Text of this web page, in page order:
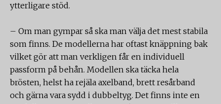
ytterligare stöd.
– Om man gympar så ska man välja det mest stabila
som finns. De modellerna har oftast knäppning bak
vilket gör att man verkligen får en individuell
passform på behån. Modellen ska täcka hela
brösten, helst ha rejäla axelband, brett resårband
och gärna vara sydd i dubbeltyg. Det finns inte en